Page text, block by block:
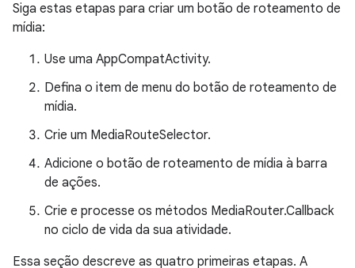
Siga estas etapas para criar um botão de roteamento de
mídia:
Use uma AppCompatActivity.
Defina o item de menu do botão de roteamento de
mídia.
Crie um MediaRouteSelector.
Adicione o botão de roteamento de mídia à barra
de ações.
Crie e processe os métodos MediaRouter.Callback
no ciclo de vida da sua atividade.
Essa seção descreve as quatro primeiras etapas. A